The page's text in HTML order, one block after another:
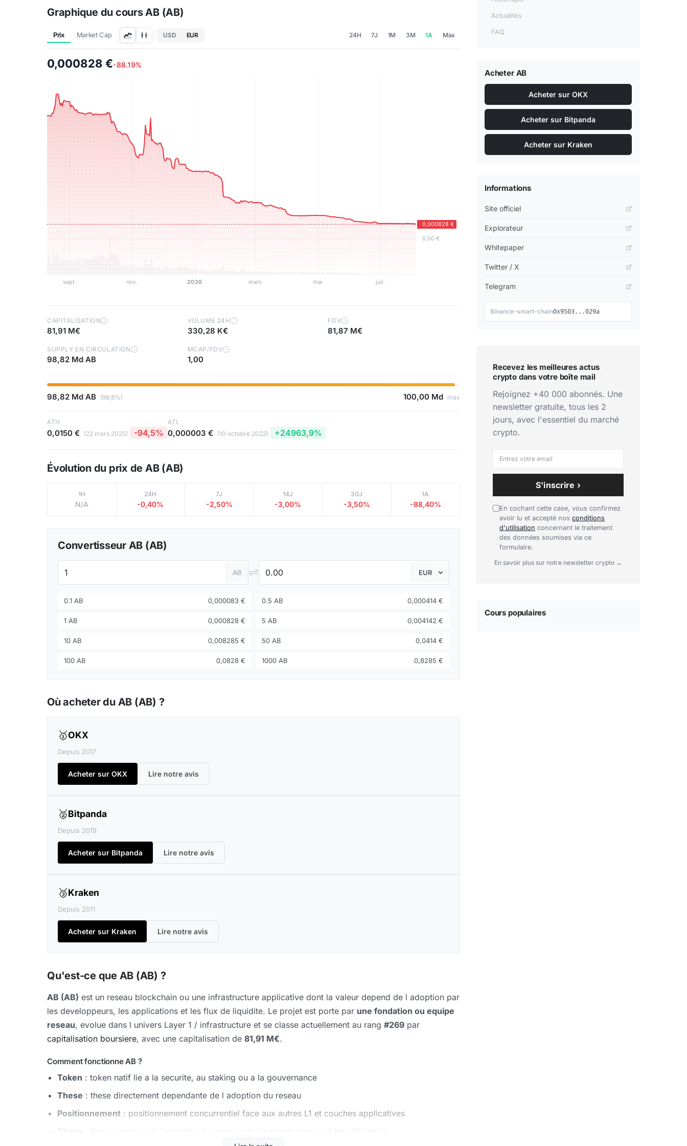
Graphique du cours AB (AB)
Prix Market Cap USD EUR 24H 7J 1M 3M 1A Max
0,000828 €-88.19%
CAPITALISATION i
81,91 M€
VOLUME 24H i
330,28 K€
FDV i
81,87 M€
SUPPLY EN CIRCULATION i
98,82 Md AB
MCAP/FDV i
1,00
98,82 Md AB (98,8%) 100,00 Md max
ATH
0,0150 € (22 mars 2025) -94,5%
ATL
0,000003 € (10 octobre 2022) +24963,9%
Évolution du prix de AB (AB)
1H
N/A
24H
-0,40%
7J
-2,50%
14J
-3,00%
30J
-3,50%
1A
-88,40%
Convertisseur AB (AB)
AB ⇌
0.1 AB 0,000083 € 0.5 AB 0,000414 €
1 AB 0,000828 € 5 AB 0,004142 €
10 AB 0,008285 € 50 AB 0,0414 €
100 AB 0,0828 € 1000 AB 0,8285 €
Où acheter du AB (AB) ?
🥇OKX
Depuis 2017
Acheter sur OKX Lire notre avis
🥈Bitpanda
Depuis 2019
Acheter sur Bitpanda Lire notre avis
🥉Kraken
Depuis 2011
Acheter sur Kraken Lire notre avis
Qu'est-ce que AB (AB) ?
AB (AB) est un reseau blockchain ou une infrastructure applicative dont la valeur depend de l adoption par
les developpeurs, les applications et les flux de liquidite. Le projet est porte par une fondation ou equipe
reseau, evolue dans l univers Layer 1 / infrastructure et se classe actuellement au rang #269 par
capitalisation boursiere, avec une capitalisation de 81,91 M€.
Comment fonctionne AB ?
Token : token natif lie a la securite, au staking ou a la gouvernance
These : these directement dependante de l adoption du reseau
Positionnement : positionnement concurrentiel face aux autres L1 et couches applicatives
Actualités
FAQ
Acheter AB
Acheter sur OKX
Acheter sur Bitpanda
Acheter sur Kraken
Informations
Site officiel
Explorateur
Whitepaper
Twitter / X
Telegram
Binance-smart-chain0x9503...029a
Recevez les meilleures actus
crypto dans votre boîte mail
Rejoignez +40 000 abonnés. Une
newsletter gratuite, tous les 2
jours, avec l'essentiel du marché
crypto.
S'inscrire ›
En cochant cette case, vous confirmez
avoir lu et accepté nos conditions
d'utilisation concernant le traitement
des données soumises via ce
formulaire.
En savoir plus sur notre newsletter crypto →
Cours populaires